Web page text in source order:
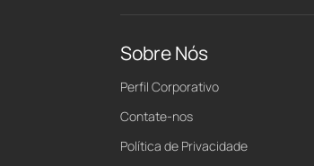
Sobre Nós
Perfil Corporativo
Contate-nos
Política de Privacidade